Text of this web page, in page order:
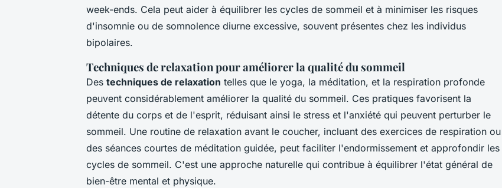
week-ends. Cela peut aider à équilibrer les cycles de sommeil et à minimiser les risques
d'insomnie ou de somnolence diurne excessive, souvent présentes chez les individus
bipolaires.
Techniques de relaxation pour améliorer la qualité du sommeil
Des techniques de relaxation telles que le yoga, la méditation, et la respiration profonde
peuvent considérablement améliorer la qualité du sommeil. Ces pratiques favorisent la
détente du corps et de l'esprit, réduisant ainsi le stress et l'anxiété qui peuvent perturber le
sommeil. Une routine de relaxation avant le coucher, incluant des exercices de respiration ou
des séances courtes de méditation guidée, peut faciliter l'endormissement et approfondir les
cycles de sommeil. C'est une approche naturelle qui contribue à équilibrer l'état général de
bien-être mental et physique.